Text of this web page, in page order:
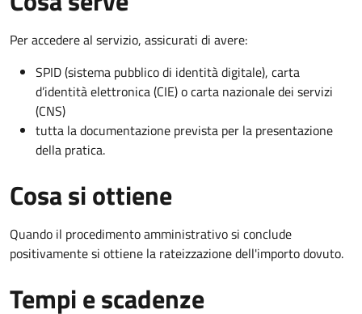
Per accedere al servizio, assicurati di avere:
SPID (sistema pubblico di identità digitale), carta
d’identità elettronica (CIE) o carta nazionale dei servizi
(CNS)
tutta la documentazione prevista per la presentazione
della pratica.
Cosa si ottiene
Quando il procedimento amministrativo si conclude
positivamente si ottiene la rateizzazione dell'importo dovuto.
Tempi e scadenze